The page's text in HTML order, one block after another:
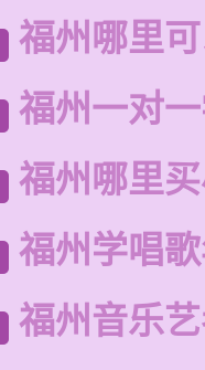
福州哪里
福州一对
福州哪里
福州学唱
福州音乐